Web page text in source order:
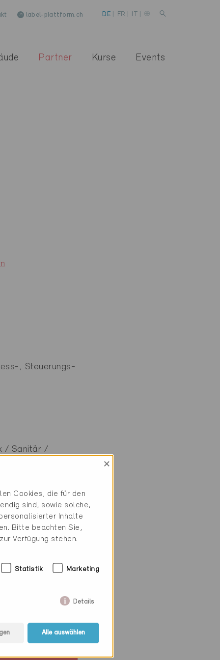
label-plattform.ch DE FR
Partner Kurse Events
, Steuerungs-
/ Sanitär /
×
Cookies, die für den
sind, sowie solche,
Inhalte
Bitte beachten Sie,
Verfügung stehen.
Statistik Marketing
Details
Alle auswählen